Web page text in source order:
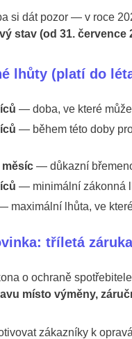
si dát pozor — v roce
stav (od 31. července
lhůty (platí do
— doba, ve které
— během této doby
měsíc — důkazní
— minimální zákonná
maximální lhůta, ve
tříletá
o ochraně
místo výměny,
zákazníky k